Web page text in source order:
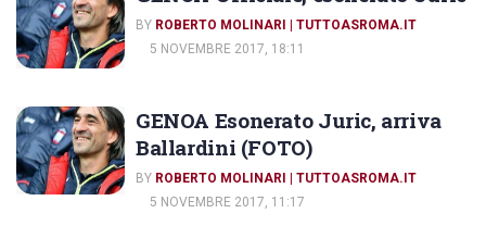
BY ROBERTO MOLINARI | TUTTOASROMA.IT
5 NOVEMBRE 2017, 18:11
GENOA Esonerato Juric, arriva
Ballardini (FOTO)
BY ROBERTO MOLINARI | TUTTOASROMA.IT
5 NOVEMBRE 2017, 11:17